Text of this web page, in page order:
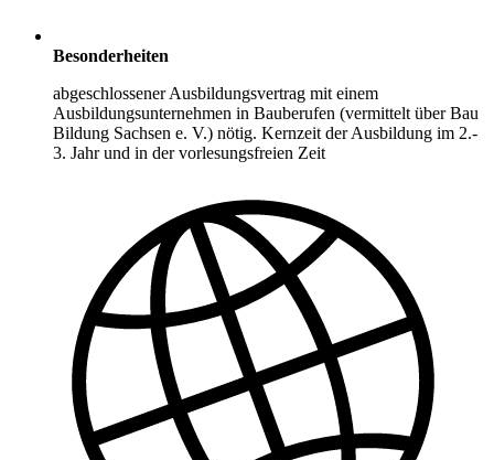
Besonderheiten
abgeschlossener Ausbildungsvertrag mit einem
Ausbildungsunternehmen in Bauberufen (vermittelt über Bau
Bildung Sachsen e. V.) nötig. Kernzeit der Ausbildung im 2.-
3. Jahr und in der vorlesungsfreien Zeit